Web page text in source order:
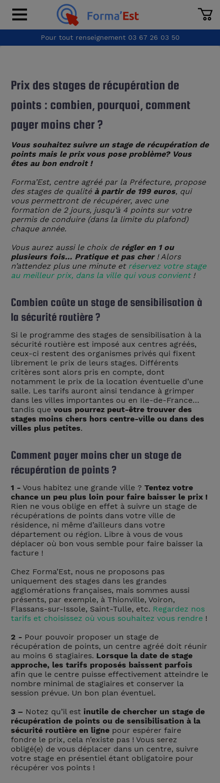
Pour tout renseignement 03 67 26 03 50
Prix des stages de récupération de
points : combien, pourquoi, comment
payer moins cher ?
Vous souhaitez suivre un stage de récupération de
points mais le prix vous pose problème? Vous
êtes au bon endroit !
Forma’Est, centre agréé par la Préfecture, propose
des stages de qualité à partir de 199 euros, qui
vous permettront de récupérer, avec une
formation de 2 jours, jusqu’à 4 points sur votre
permis de conduire (dans la limite du plafond)
chaque année.
Vous aurez aussi le choix de régler en 1 ou
plusieurs fois… Pratique et pas cher! Alors
n’attendez plus une minute et réservez votre stage
au meilleur prix, dans la ville qui vous convient!
Combien coûte un stage de sensibilisation à
la sécurité routière ?
Si le programme des stages de sensibilisation à la
sécurité routière est imposé aux centres agréés,
ceux-ci restent des organismes privés qui fixent
librement le prix de leurs stages. Différents
critères sont alors pris en compte, dont
notamment le prix de la location éventuelle d’une
salle. Les tarifs auront ainsi tendance à grimper
dans les villes importantes ou en Ile-de-France…
tandis quevous pourrez peut-être trouver des
stages moins chers hors centre-ville ou dans des
villes plus petites.
Comment payer moins cher un stage de
récupération de points ?
1 - Vous habitez une grande ville ?Tentez votre
chance un peu plus loin pour faire baisser le prix !
Rien ne vous oblige en effet à suivre un stage de
récupérations de points dans votre ville de
résidence, ni même d’ailleurs dans votre
département ou région. Libre à vous de vous
déplacer où bon vous semble pour faire baisser la
facture !
Chez Forma’Est, nous ne proposons pas
uniquement des stages dans les grandes
agglomérations françaises, mais sommes aussi
présents, par exemple, à Thionville, Voiron,
Flassans-sur-Issole, Saint-Tulle, etc. Regardez nos
tarifs et choisissez où vous souhaitez vous rendre !
2 - Pour pouvoir proposer un stage de
récupération de points, un centre agréé doit réunir
au moins 6 stagiaires. Lorsque la date de stage
approche, les tarifs proposés baissent parfois
afin que le centre puisse effectivement atteindre le
nombre minimal de stagiaires et conserver la
session prévue. Un bon plan éventuel.
3 – Notez qu’il est inutile de chercher un stage de
récupération de points ou de sensibilisation à la
sécurité routière en ligne pour espérer faire
fondre le prix, cela n’existe pas ! Vous serez
obligé(e) de vous déplacer dans un centre, suivre
votre stage en présentiel étant obligatoire pour
récupérer vos points !